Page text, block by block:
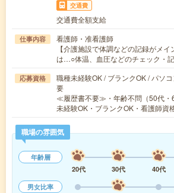
交通費
交通費全額支給
仕事内容
看護師・准看護師
【介護施設で体調などの記録がメ
は…○体温、血圧などのチェック・
応募資格
職種未経験OK / ブランクOK / パソ
要
≪履歴書不要≫・年齢不問（50代・
未経験OK・ブランクOK・看護師資
職場の雰囲気
年齢層
20代
30代 40代
男女比率